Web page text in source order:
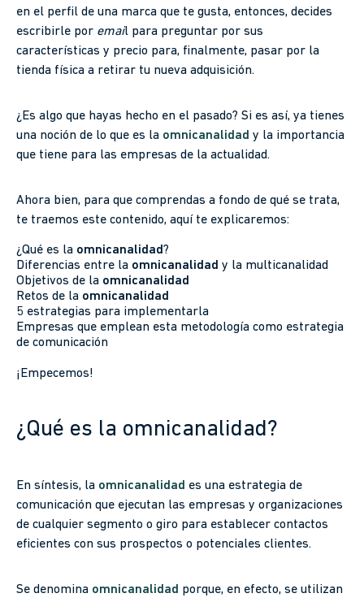
en el perfil de una marca que te gusta, entonces, decides
escribirle por email para preguntar por sus
características y precio para, finalmente, pasar por la
tienda física a retirar tu nueva adquisición.
¿Es algo que hayas hecho en el pasado? Si es así, ya tienes
una noción de lo que es la omnicanalidad y la importancia
que tiene para las empresas de la actualidad.
Ahora bien, para que comprendas a fondo de qué se trata,
te traemos este contenido, aquí te explicaremos:
¿Qué es la omnicanalidad?
Diferencias entre la omnicanalidad y la multicanalidad
Objetivos de la omnicanalidad
Retos de la omnicanalidad
5 estrategias para implementarla
Empresas que emplean esta metodología como estrategia
de comunicación
¡Empecemos!
¿Qué es la omnicanalidad?
En síntesis, la omnicanalidad es una estrategia de
comunicación que ejecutan las empresas y organizaciones
de cualquier segmento o giro para establecer contactos
eficientes con sus prospectos o potenciales clientes.
Se denomina omnicanalidad porque, en efecto, se utilizan